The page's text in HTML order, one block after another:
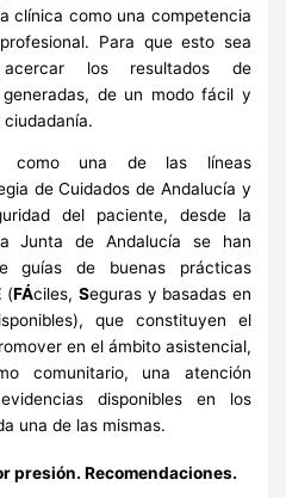
clínica como una competencia
Para que esto sea
los resultados de
de un modo fácil y
como una de las líneas
de Cuidados de Andalucía y
del paciente, desde la
Junta de Andalucía se han
guías de buenas prácticas
(FÁciles, Seguras y basadas en
que constituyen el
en el ámbito asistencial,
comunitario, una atención
disponibles en los
una de las mismas.
presión. Recomendaciones.